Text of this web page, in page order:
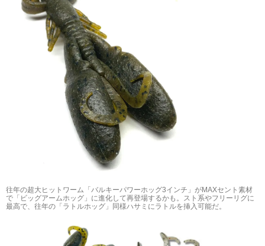
往年の超大ヒットワーム「バルキーパワーホッグ3インチ」がMAXセント素材
で「ビッグアームホッグ」に進化して再登場するかも。スト系やフリーリグに
最高で、往年の「ラトルホッグ」同様ハサミにラトルを挿入可能だ。